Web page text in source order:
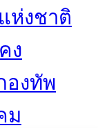
ห่งชาติ
ง
องทัพ
ม